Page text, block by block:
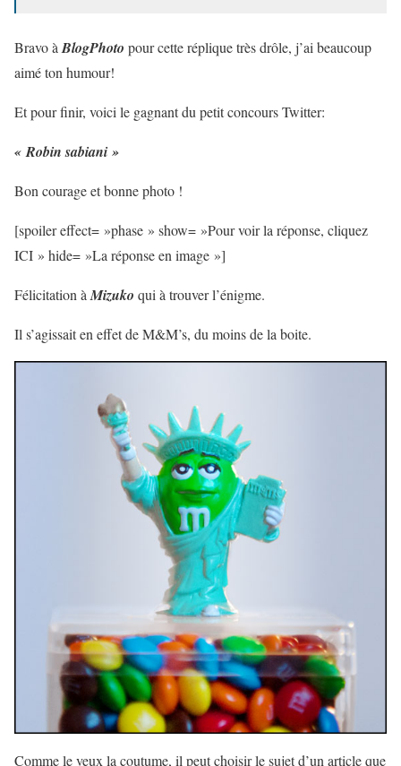
Bravo à BlogPhoto pour cette réplique très drôle, j’ai beaucoup
aimé ton humour!
Et pour finir, voici le gagnant du petit concours Twitter:
« Robin sabiani »
Bon courage et bonne photo !
[spoiler effect= »phase » show= »Pour voir la réponse, cliquez
ICI » hide= »La réponse en image »]
Félicitation à Mizuko qui à trouver l’énigme.
Il s’agissait en effet de M&M’s, du moins de la boite.
Comme le veux la coutume, il peut choisir le sujet d’un article que